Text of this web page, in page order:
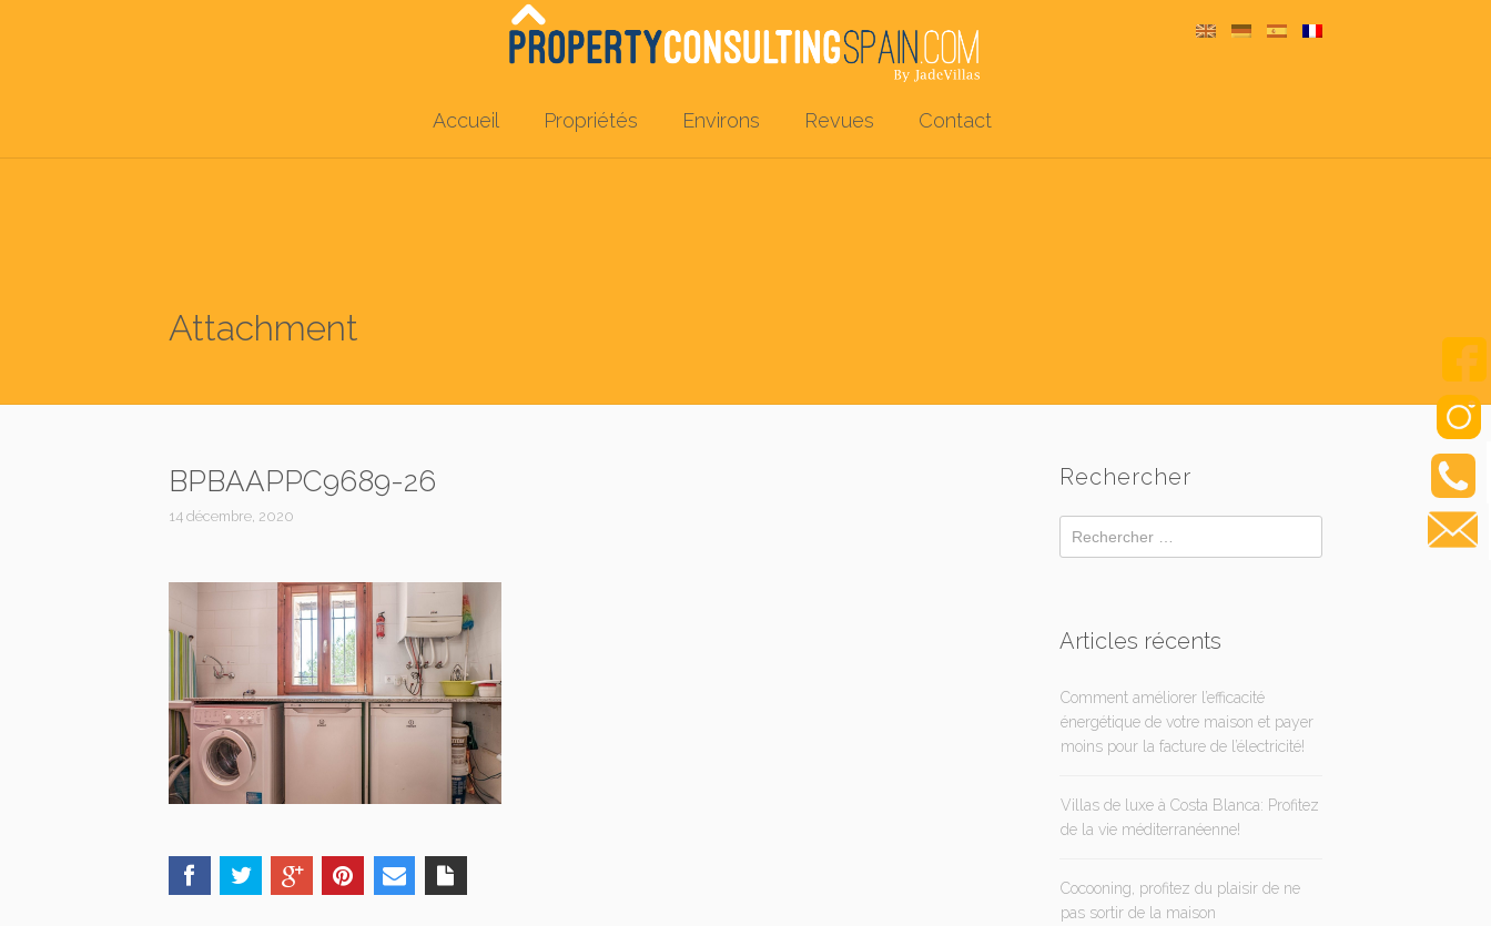
Accueil Propriétés Environs Revues Contact
Attachment
BPBAAPPC9689-26
14 décembre, 2020
Rechercher
Articles récents
Comment améliorer l’efficacité
énergétique de votre maison et payer
moins pour la facture de l’électricité!
Villas de luxe à Costa Blanca: Profitez
de la vie méditerranéenne!
Cocooning, profitez du plaisir de ne
pas sortir de la maison